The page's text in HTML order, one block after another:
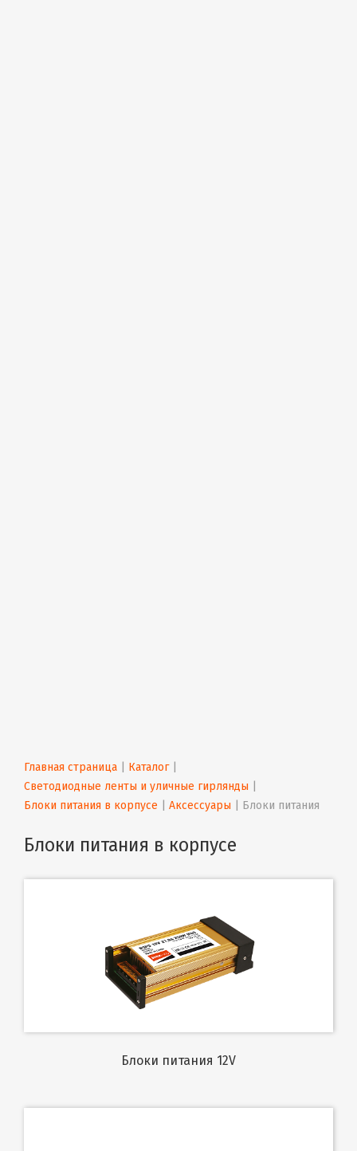
Главная страница Каталог |
Светодиодные ленты и уличные гирлянды
Блоки питания в корпусе
Аксессуары Блоки питания
Блоки питания в корпусе
Блоки питания 12V